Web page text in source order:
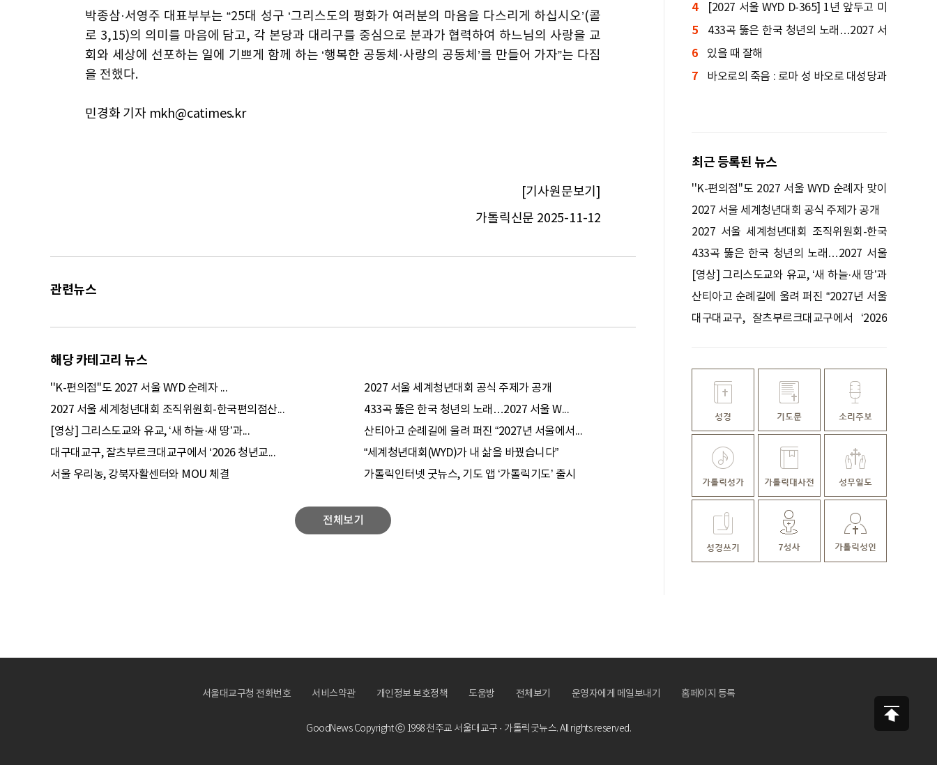
박종삼·서영주 대표부부는 “25대 성구 ‘그리스도의 평화가 여러분의 마음을 다스리게 하십시오’(콜
로 3,15)의 의미를 마음에 담고, 각 본당과 대리구를 중심으로 분과가 협력하여 하느님의 사랑을 교
회와 세상에 선포하는 일에 기쁘게 함께 하는 ‘행복한 공동체·사랑의 공동체’를 만들어 가자”는 다짐
을 전했다.
민경화 기자 mkh@catimes.kr
[기사원문보기]
가톨릭신문 2025-11-12
관련뉴스
해당 카테고리 뉴스
''K-편의점''도 2027 서울 WYD 순례자 ...
2027 서울 세계청년대회 공식 주제가 공개
2027 서울 세계청년대회 조직위원회-한국편의점산...
433곡 뚫은 한국 청년의 노래…2027 서울 W...
[영상] 그리스도교와 유교, ‘새 하늘·새 땅’과...
산티아고 순례길에 울려 퍼진 “2027년 서울에서...
대구대교구, 잘츠부르크대교구에서 ‘2026 청년교...
“세계청년대회(WYD)가 내 삶을 바꿨습니다”
서울 우리농, 강북자활센터와 MOU 체결
가톨릭인터넷 굿뉴스, 기도 앱 ‘가톨릭기도’ 출시
전체보기
서울에서 만나요!”
4
[2027 서울 WYD D-365] 1년 앞두고 미
니 WYD 열린다
5
433곡 뚫은 한국 청년의 노래…2027 서
울 WYD 공식 주제가로
6 있을 때 잘해
7
바오로의 죽음 : 로마 성 바오로 대성당과
최근 등록된 뉴스
''K-편의점''도 2027 서울 WYD 순례자 맞이
나선다
2027 서울 세계청년대회 공식 주제가 공개
2027 서울 세계청년대회 조직위원회-한국
편의점산업협회 업무협약 체결
433곡 뚫은 한국 청년의 노래…2027 서울
WYD 공식 주제가로
[영상] 그리스도교와 유교, ‘새 하늘·새 땅’과
‘대동’을 말하다
산티아고 순례길에 울려 퍼진 “2027년 서울
에서 만나요!”
대구대교구, 잘츠부르크대교구에서 ‘2026
서울대교구청 전화번호 서비스약관 개인정보 보호정책 도움방 전체보기 운영자에게 메일보내기 홈페이지 등록
GoodNews Copyright ⓒ 1998천주교 서울대교구 · 가톨릭굿뉴스.All rights reserved.